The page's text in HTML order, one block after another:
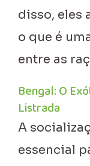
disso, eles
o que é
entre as
Bengal: O
Listrada
A
essencial